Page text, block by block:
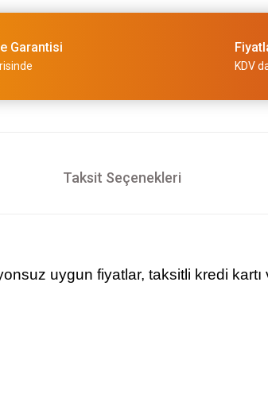
Garantisi
KDV
Taksit Seçenekleri
uygun fiyatlar, taksitli kredi